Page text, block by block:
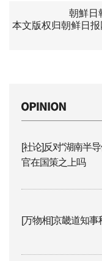
朝鮮日
本文版权归朝鲜日
[社论]反对“湖南半
官在国策之上吗
[万物相]京畿道知